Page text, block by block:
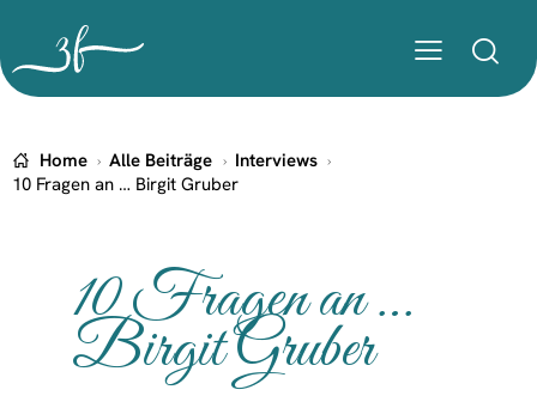
Home Alle Beiträge
Interviews
10 Fragen an … Birgit Gruber
10 Fragen an …
Birgit Gruber